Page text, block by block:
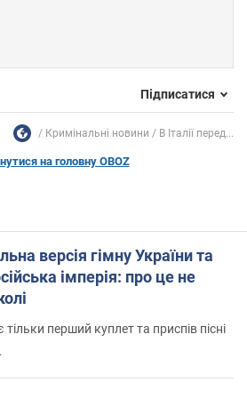
Підписатися
Кримінальні новини В Італії перед...
на головну OBOZ
версія гімну України та
імперія: про це не
перший куплет та приспів пісні